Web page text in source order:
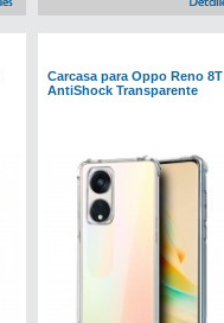
Carcasa para Oppo Reno 8T
AntiShock Transparente